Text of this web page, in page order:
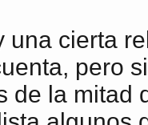
una cierta
pero
de la mitad